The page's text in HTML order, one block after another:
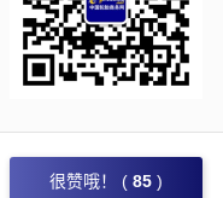
很赞哦！ ( 85 )